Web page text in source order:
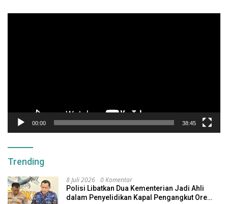
00:00 38:45
Trending
8 Juli 2026 0 Komentar
Polisi Libatkan Dua Kementerian Jadi Ahli
dalam Penyelidikan Kapal Pengangkut Ore